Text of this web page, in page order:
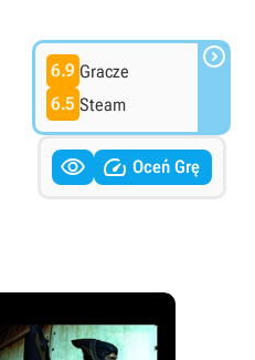
6.9 Gracze
6.5 Steam

  Oceń Grę